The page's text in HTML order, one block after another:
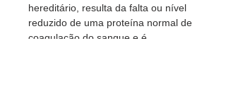
hereditário, resulta da falta ou nível
reduzido de uma proteína normal de
coagulação do sangue e é